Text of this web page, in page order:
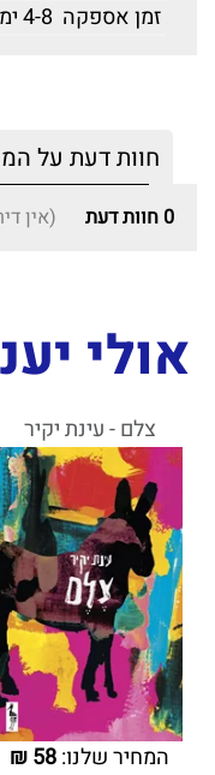
זמן אספקה 4-8 ימי עסקים
חוות דעת על
0 חוות דעת (אין
אולי
צלם - עינת יקיר
המחיר שלנו:58
₪